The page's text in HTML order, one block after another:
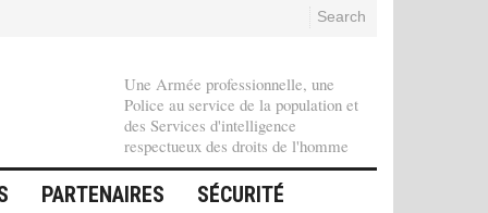
Search
Une Armée professionnelle, une
Police au service de la population et
des Services d'intelligence
respectueux des droits de l'homme
PARTENAIRES SÉCURITÉ